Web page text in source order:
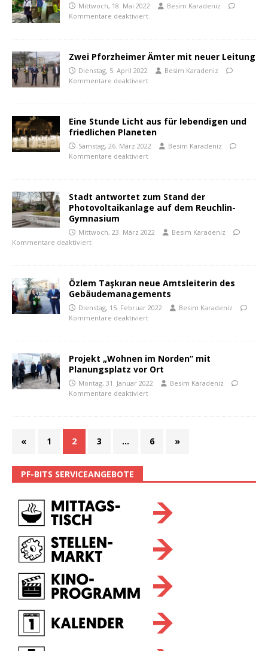
Mittwoch, 18. Mai 2022
Besim Karadeniz
Kommentare deaktiviert
Zwei Pforzheimer Ämter mit neuer Leitung
Dienstag, 5. April 2022
Besim Karadeniz
Kommentare deaktiviert
Eine Stunde Licht aus für lebendigen und
friedlichen Planeten
Samstag, 26. März 2022
Besim Karadeniz
Kommentare deaktiviert
Stadt antwortet zum Stand der
Photovoltaikanlage auf dem Reuchlin-
Gymnasium
Mittwoch, 23. März 2022
Besim Karadeniz
Kommentare deaktiviert
Özlem Taşkıran neue Amtsleiterin des
Gebäudemanagements
Dienstag, 15. Februar 2022
Besim Karadeniz
Kommentare deaktiviert
Projekt „Wohnen im Norden“ mit
Planungsplatz vor Ort
Montag, 31. Januar 2022
Besim Karadeniz
Kommentare deaktiviert
« 1 2 3 … 6 »
PF-BITS SERVICEANGEBOTE